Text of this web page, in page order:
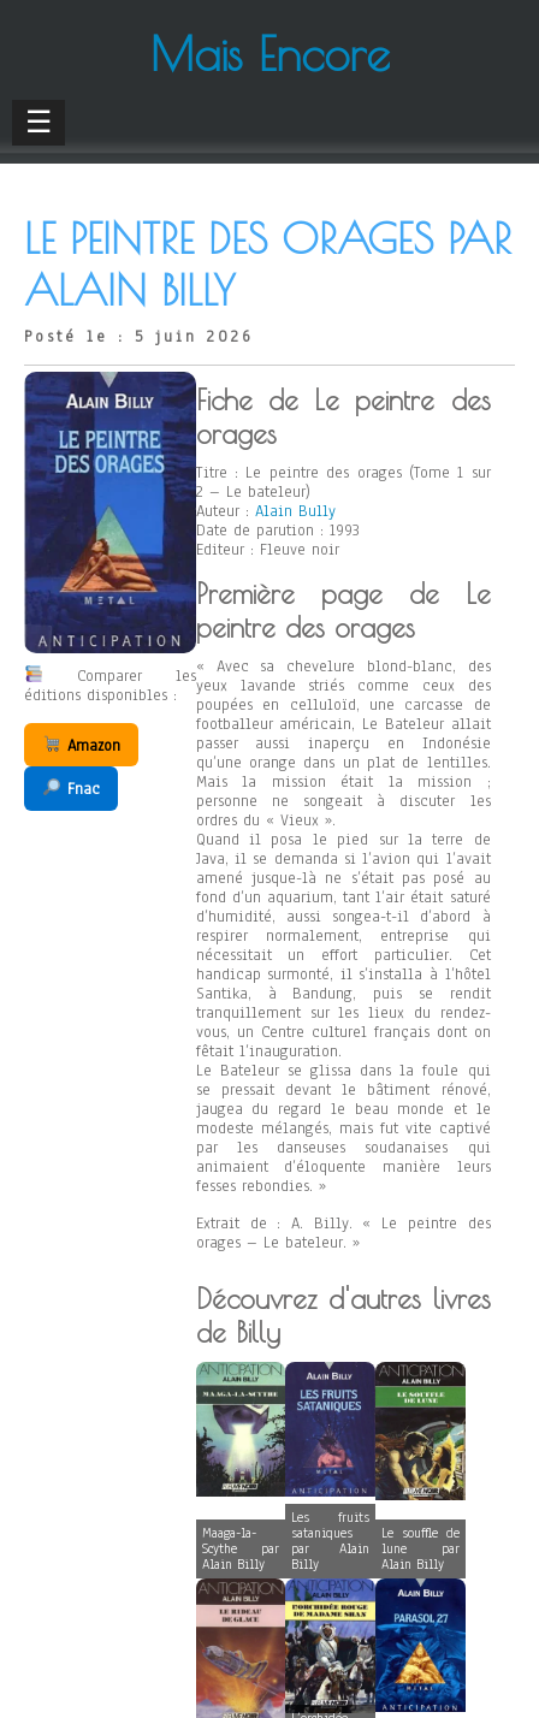
Mais Encore
☰
LE PEINTRE DES ORAGES PAR
ALAIN BILLY
Posté le : 5 juin 2026
Comparer les
éditions disponibles :
Amazon
Fnac
Fiche de Le peintre des
orages
Titre : Le peintre des orages (Tome 1 sur
2 – Le bateleur)
Auteur : Alain Bully
Date de parution : 1993
Editeur : Fleuve noir
Première page de Le
peintre des orages
« Avec sa chevelure blond-blanc, des
yeux lavande striés comme ceux des
poupées en celluloïd, une carcasse de
footballeur américain, Le Bateleur allait
passer aussi inaperçu en Indonésie
qu’une orange dans un plat de lentilles.
Mais la mission était la mission ;
personne ne songeait à discuter les
ordres du « Vieux ».
Quand il posa le pied sur la terre de
Java, il se demanda si l’avion qui l’avait
amené jusque-là ne s’était pas posé au
fond d’un aquarium, tant l’air était saturé
d’humidité, aussi songea-t-il d’abord à
respirer normalement, entreprise qui
nécessitait un effort particulier. Cet
handicap surmonté, il s’installa à l’hôtel
Santika, à Bandung, puis se rendit
tranquillement sur les lieux du rendez-
vous, un Centre culturel français dont on
fêtait l’inauguration.
Le Bateleur se glissa dans la foule qui
se pressait devant le bâtiment rénové,
jaugea du regard le beau monde et le
modeste mélangés, mais fut vite captivé
par les danseuses soudanaises qui
animaient d’éloquente manière leurs
fesses rebondies. »
Extrait de : A. Billy. « Le peintre des
orages – Le bateleur. »
Découvrez d'autres livres
de Billy
Maaga-la-
Scythe par
Alain Billy
Les fruits
sataniques
par Alain
Billy
Le souffle de
lune par
Alain Billy